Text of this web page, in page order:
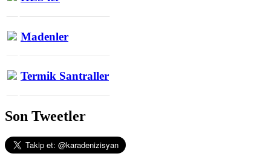
Madenler
Termik Santraller
Son Tweetler